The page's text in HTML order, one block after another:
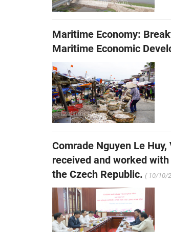
Maritime Economy:
Maritime Economic
Comrade Nguyen Le
received and worked
the Czech Republic. ( 10/10/